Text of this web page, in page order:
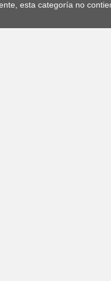
esta categoría no